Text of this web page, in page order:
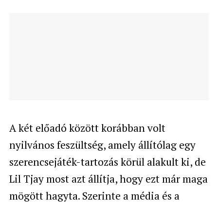
A két előadó között korábban volt
nyilvános feszültség, amely állítólag egy
szerencsejáték-tartozás körül alakult ki, de
Lil Tjay most azt állítja, hogy ezt már maga
mögött hagyta. Szerinte a média és a